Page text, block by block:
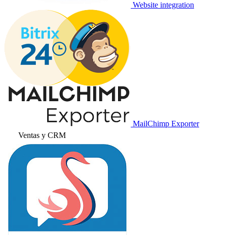
Website integration
MailChimp Exporter
Ventas y CRM